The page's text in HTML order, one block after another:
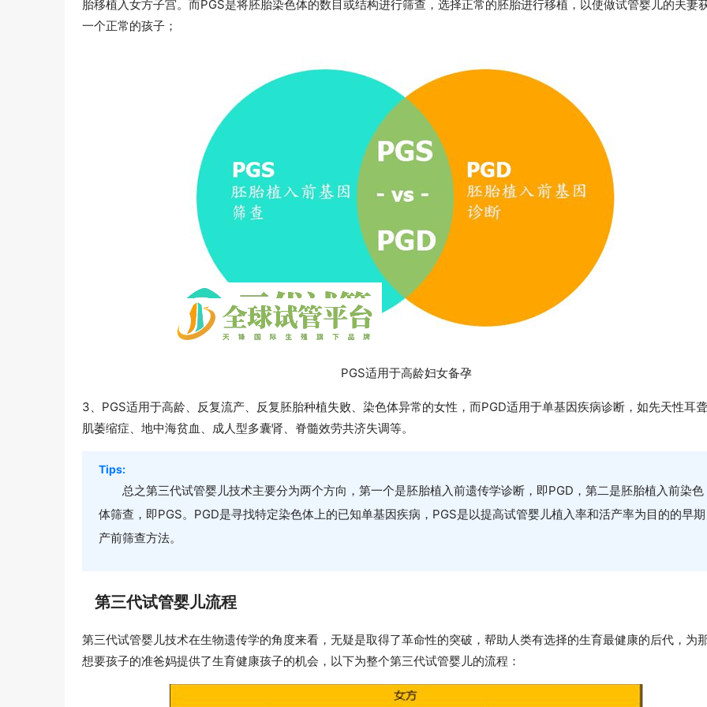
胎移植入女方子宫。而PGS是将胚胎染色体的数目或结构进行筛查，选择正常的胚胎进行移植，以使做试管婴儿的夫妻
一个正常的孩子；
PGS适用于高龄妇女备孕
3、PGS适用于高龄、反复流产、反复胚胎种植失败、染色体异常的女性，而PGD适用于单基因疾病诊断，如先天性耳
肌萎缩症、地中海贫血、成人型多囊肾、脊髓效劳共济失调等。
Tips:
总之第三代试管婴儿技术主要分为两个方向，第一个是胚胎植入前遗传学诊断，即PGD，第二是胚胎植入前染色
体筛查，即PGS。PGD是寻找特定染色体上的已知单基因疾病，PGS是以提高试管婴儿植入率和活产率为目的的早期
产前筛查方法。
第三代试管婴儿流程
第三代试管婴儿技术在生物遗传学的角度来看，无疑是取得了革命性的突破，帮助人类有选择的生育最健康的后代，为
想要孩子的准爸妈提供了生育健康孩子的机会，以下为整个第三代试管婴儿的流程：